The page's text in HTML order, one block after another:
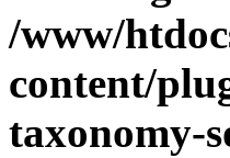
/www/
content/
taxonomy-